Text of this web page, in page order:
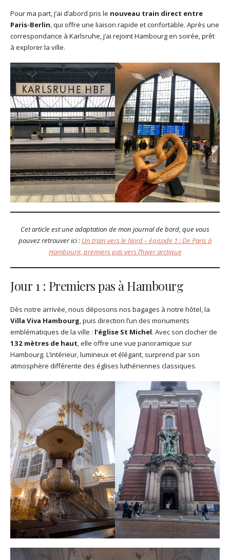
Pour ma part, j’ai d’abord pris le nouveau train direct entre
Paris-Berlin, qui offre une liaison rapide et confortable. Après une
correspondance à Karlsruhe, j’ai rejoint Hambourg en soirée, prêt
à explorer la ville.
Cet article est une adaptation de mon journal de bord, que vous
pouvez retrouver ici : Un train vers le Nord – épisode 1 : De Paris à
Hambourg, premiers pas vers l’hiver arctique
Jour 1 : Premiers pas à Hambourg
Dès notre arrivée, nous déposons nos bagages à notre hôtel, la
Villa Viva Hambourg, puis direction l’un des monuments
emblématiques de la ville : l’église St Michel. Avec son clocher de
132 mètres de haut, elle offre une vue panoramique sur
Hambourg. L’intérieur, lumineux et élégant, surprend par son
atmosphère différente des églises luthériennes classiques.